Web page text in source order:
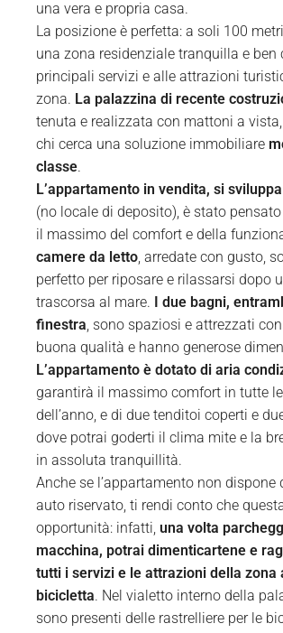
una vera e propria casa.
La posizione è perfetta: a soli 100
una zona residenziale tranquilla e ben
principali servizi e alle attrazioni
zona. La palazzina di recente
tenuta e realizzata con mattoni a vista,
chi cerca una soluzione immobiliare
classe.
L’appartamento in vendita, si
(no locale di deposito), è stato
il massimo del comfort e della
camere da letto, arredate con gusto,
perfetto per riposare e rilassarsi dopo
trascorsa al mare. I due bagni,
finestra, sono spaziosi e attrezzati
buona qualità e hanno generose
L’appartamento è dotato di aria
garantirà il massimo comfort in tutte
dell’anno, e di due tenditoi coperti e
dove potrai goderti il clima mite e la
in assoluta tranquillità.
Anche se l’appartamento non dispone
auto riservato, ti rendi conto che
opportunità: infatti, una volta
macchina, potrai dimenticartene e
tutti i servizi e le attrazioni della zona
bicicletta. Nel vialetto interno della
sono presenti delle rastrelliere per le